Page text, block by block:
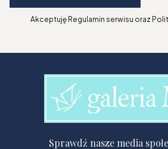
Akceptuję Regulamin serwisu oraz
Sprawdź nasze media